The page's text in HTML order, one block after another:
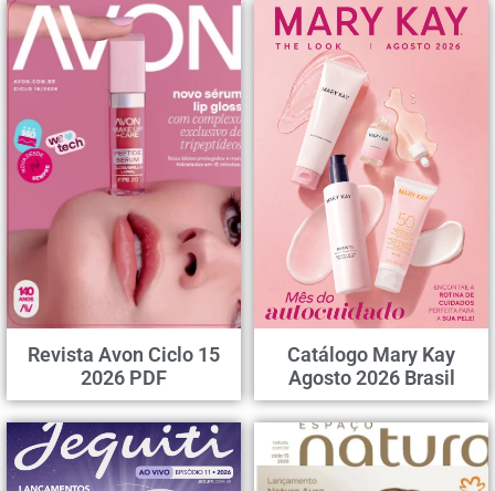
Revista Avon Ciclo 15
2026 PDF
Catálogo Mary Kay
Agosto 2026 Brasil